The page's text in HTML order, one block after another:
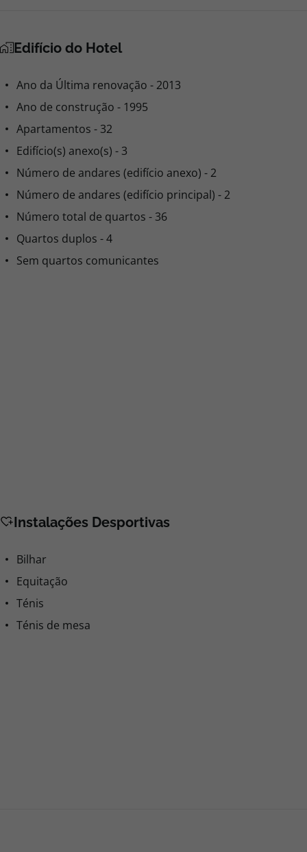
Edifício do Hotel
Ano da Última renovação - 2013
Ano de construção - 1995
Apartamentos - 32
Edifício(s) anexo(s) - 3
Número de andares (edifício anexo) - 2
Número de andares (edifício principal) - 2
Número total de quartos - 36
Quartos duplos - 4
Sem quartos comunicantes
Instalações Desportivas
Bilhar
Equitação
Ténis
Ténis de mesa